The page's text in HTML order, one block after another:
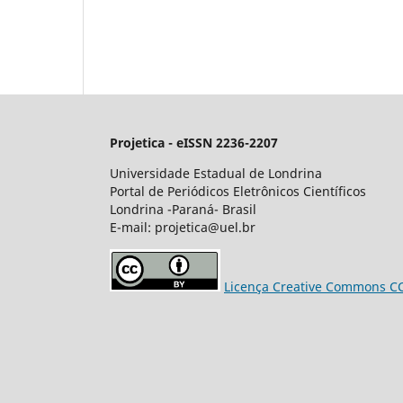
Projetica - eISSN 2236-2207
Universidade Estadual de Londrina
Portal de Periódicos Eletrônicos Científicos
Londrina -Paraná- Brasil
E-mail: projetica@uel.br
Licença Creative Commons